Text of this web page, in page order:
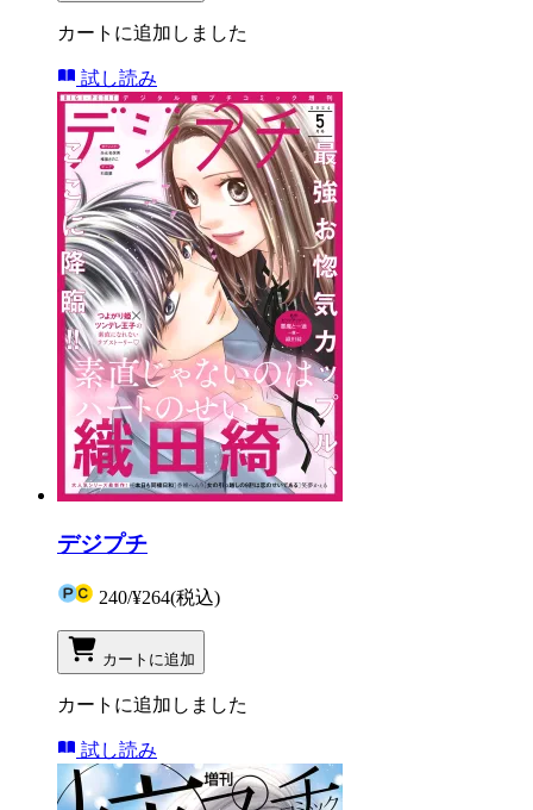
カートに追加しました
試し読み
デジプチ
240/¥264(税込)
カートに追加
カートに追加しました
試し読み